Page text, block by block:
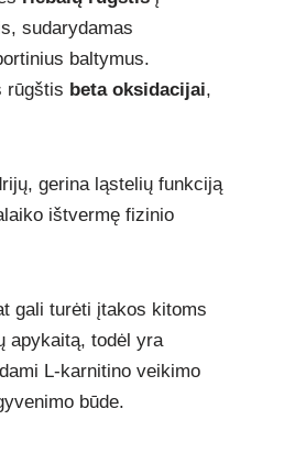
sudarydamas
baltymus.
rūgštis beta oksidacijai,
gerina ląstelių funkciją
ištvermę fizinio
gali turėti įtakos kitoms
apykaitą, todėl yra
L-karnitino veikimo
būde.